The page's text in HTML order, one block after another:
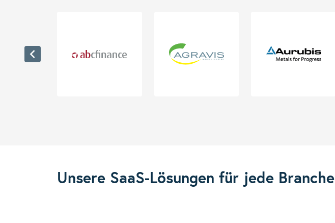
Unsere SaaS-Lösungen für jede Branche